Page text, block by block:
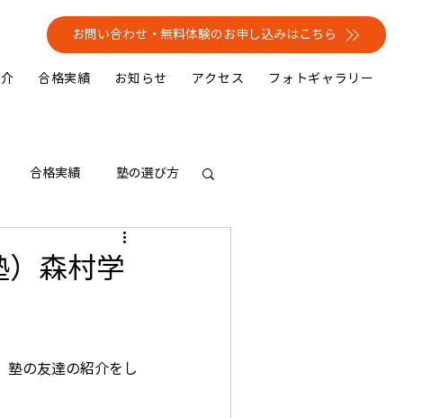
お問い合わせ・無料体験のお申し込みはこちら
合格実績 お知らせ アクセス フォトギャラリー
合格実績 塾の選び方
）森村学
塾の友達の紹介をし